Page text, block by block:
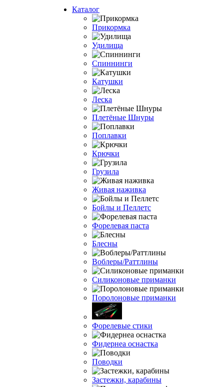
Каталог
Прикормка
Удилища
Спиннинги
Катушки
Леска
Плетёные Шнуры
Поплавки
Крючки
Грузила
Живая наживка
Бойлы и Пеллетс
Форелевая паста
Блесны
Воблеры/Раттлины
Силиконовые приманки
Поролоновые приманки
Форелевые стики
Фидернеа оснастка
Поводки
Застежки, карабины